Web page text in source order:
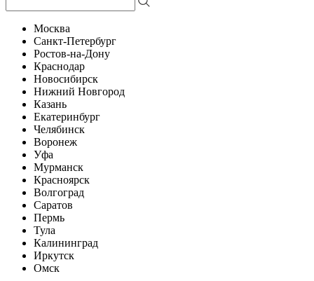
Москва
Санкт-Петербург
Ростов-на-Дону
Краснодар
Новосибирск
Нижний Новгород
Казань
Екатеринбург
Челябинск
Воронеж
Уфа
Мурманск
Красноярск
Волгоград
Саратов
Пермь
Тула
Калининград
Иркутск
Омск